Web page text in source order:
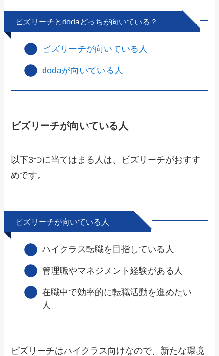
ビズリーチとdodaどっちが向いている？
ビズリーチが向いている人
dodaが向いている人
ビズリーチが向いている人
以下3つに当てはまる人は、ビズリーチがおすす
めです。
ビズリーチが向いている人
ハイクラス転職を目指している人
管理職やマネジメント経験がある人
在職中で効率的に転職活動を進めたい
人
ビズリーチはハイクラス向けなので、新たな環境